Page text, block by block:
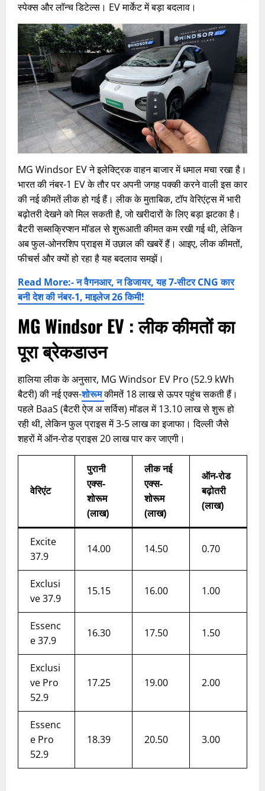
स्पेक्स और लॉन्च डिटेल्स। EV मार्केट में बड़ा बदलाव।
MG Windsor EV ने इलेक्ट्रिक वाहन बाजार में धमाल मचा रखा है।
भारत की नंबर-1 EV के तौर पर अपनी जगह पक्की करने वाली इस कार
की नई कीमतें लीक हो गई हैं। लीक के मुताबिक, टॉप वेरिएंट्स में भारी
बढ़ोतरी देखने को मिल सकती है, जो खरीदारों के लिए बड़ा झटका है।
बैटरी सब्सक्रिप्शन मॉडल से शुरूआती कीमत कम रखी गई थी, लेकिन
अब फुल-ओनरशिप प्राइस में उछाल की खबरें हैं। आइए, लीक कीमतों,
फीचर्स और क्यों हो रहा है यह बदलाव समझें।
Read More:- न वैगनआर, न डिजायर, यह 7-सीटर CNG कार
बनी देश की नंबर-1, माइलेज 26 किमी!
MG Windsor EV : लीक कीमतों का
पूरा ब्रेकडाउन
हालिया लीक के अनुसार, MG Windsor EV Pro (52.9 kWh
बैटरी) की नई एक्स-शोरूमकीमतें 18 लाख से ऊपर पहुंच सकती हैं।
पहले BaaS (बैटरी ऐज अ सर्विस) मॉडल में 13.10 लाख से शुरू हो
रही थी, लेकिन फुल प्राइस में 3-5 लाख का इजाफा। दिल्ली जैसे
शहरों में ऑन-रोड प्राइस 20 लाख पार कर जाएगी।
वेरिएंट
पुरानी
एक्स-
शोरूम
(लाख)
लीक नई
एक्स-
शोरूम
(लाख)
ऑन-रोड
बढ़ोतरी
(लाख)
Excite
37.9
14.00 14.50 0.70 ​
Exclusi
ve 37.9
15.15 16.00 1.00 ​
Essenc
e 37.9
16.30 17.50 1.50
Exclusi
ve Pro
52.9
17.25 19.00 2.00 ​
Essenc
e Pro
52.9
18.39 20.50 3.00 ​